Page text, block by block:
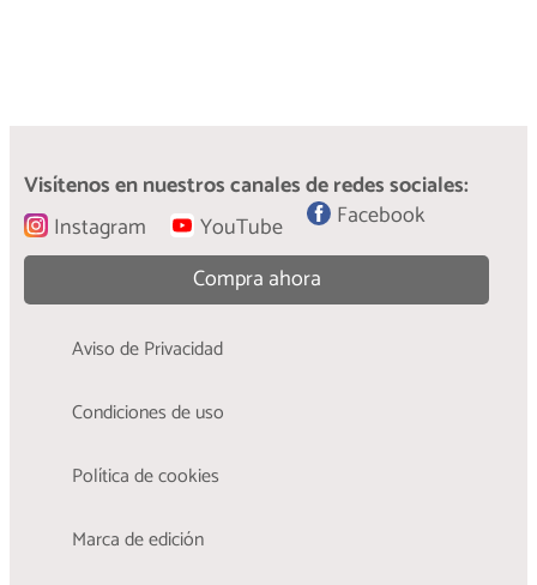
la ropa?
Visítenos en nuestros canales de redes sociales:
Instagram
YouTube
Facebook
Compra ahora
Aviso de Privacidad
Condiciones de uso
Política de cookies
Marca de edición